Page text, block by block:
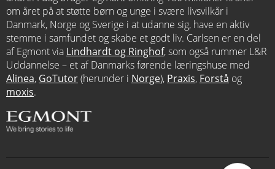
om året på at støtte børn og unge i svære livsvilkår i
Danmark, Norge og Sverige i at udanne sig, have en aktiv
stemme i samfundet og skabe et godt liv. Carlsen er en del
af Egmont via Lindhardt og Ringhof, som også rummer L&R
Uddannelse – et af Danmarks førende læringshuse med
Alinea, GoTutor(herunder i Norge), Praxis, Forstå og
moxis.